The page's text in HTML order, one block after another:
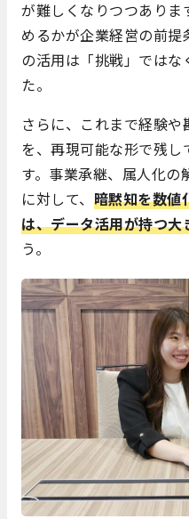
が難しくなりつつありま
めるかが企業経営の前
の活用は「挑戦」では
た。
さらに、これまで経験
を、再現可能な形で残し
す。事業承継、属人化の
に対して、 暗黙知を数値
は、データ活用が持つ大
う。